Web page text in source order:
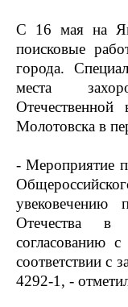
С 16 мая на
поисковые
города.
места
Молотовска в
- Мероприятие
увековечению
Отечества в
согласованию
соответствии с
4292-1, -